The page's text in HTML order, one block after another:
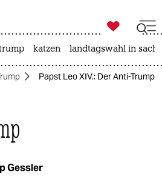
zahl ich
ich

taz zahl ich
katzen landtagswahl in
Papst Leo XIV.: Der Anti-Trump
Gessler